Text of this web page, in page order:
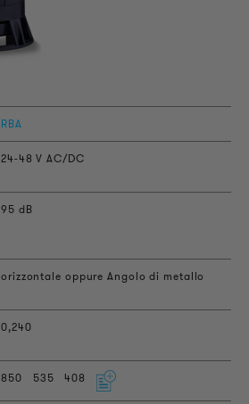
RBA
24-48 V AC/DC
95 dB
orizzontale oppure Angolo di metallo
0,240
850 535 408